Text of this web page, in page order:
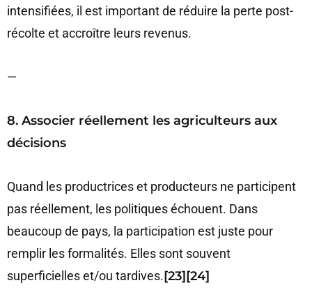
intensifiées, il est important de réduire la perte post-
récolte et accroître leurs revenus.
—
8. Associer réellement les agriculteurs aux
décisions
Quand les productrices et producteurs ne participent
pas réellement, les politiques échouent. Dans
beaucoup de pays, la participation est juste pour
remplir les formalités. Elles sont souvent
superficielles et/ou tardives.[23][24]